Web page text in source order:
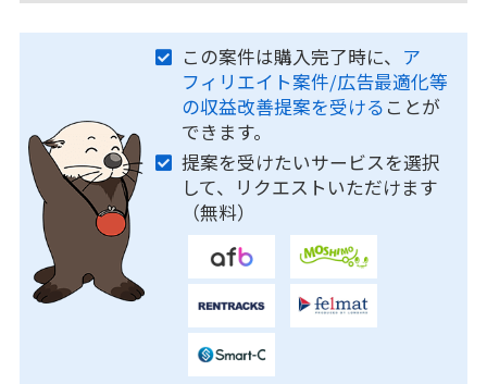
この案件は購入完了時に、 ア
フィリエイト案件/広告最適化等
の収益改善提案を受ける ことが
できます。
提案を受けたいサービスを選択
して、リクエストいただけます
（無料）